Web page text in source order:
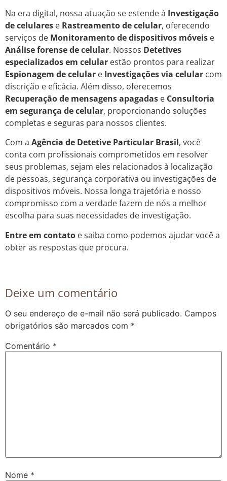
Na era digital, nossa atuação se estende à Investigação
de celulares e Rastreamento de celular, oferecendo
serviços de Monitoramento de dispositivos móveis e
Análise forense de celular. Nossos Detetives
especializados em celular estão prontos para realizar
Espionagem de celular e Investigações via celular com
discrição e eficácia. Além disso, oferecemos
Recuperação de mensagens apagadas e Consultoria
em segurança de celular, proporcionando soluções
completas e seguras para nossos clientes.
Com a Agência de Detetive Particular Brasil, você
conta com profissionais comprometidos em resolver
seus problemas, sejam eles relacionados à localização
de pessoas, segurança corporativa ou investigações de
dispositivos móveis. Nossa longa trajetória e nosso
compromisso com a verdade fazem de nós a melhor
escolha para suas necessidades de investigação.
Entre em contato e saiba como podemos ajudar você a
obter as respostas que procura.
Deixe um comentário
O seu endereço de e-mail não será publicado. Campos
obrigatórios são marcados com *
Comentário *
Nome *